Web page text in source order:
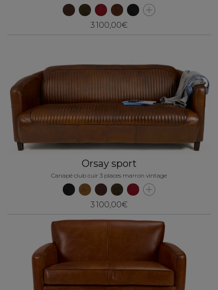
3 100,00€
Orsay sport
Canapé club cuir 3 places marron vintage
3 100,00€